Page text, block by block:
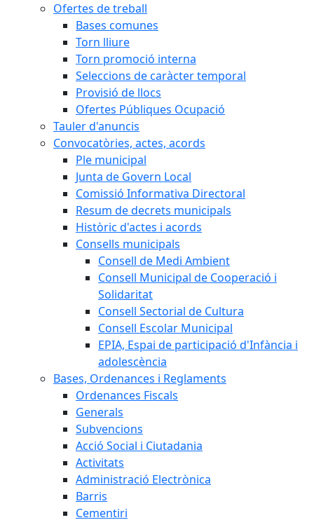
Ofertes de treball
Bases comunes
Torn lliure
Torn promoció interna
Seleccions de caràcter temporal
Provisió de llocs
Ofertes Públiques Ocupació
Tauler d'anuncis
Convocatòries, actes, acords
Ple municipal
Junta de Govern Local
Comissió Informativa Directoral
Resum de decrets municipals
Històric d'actes i acords
Consells municipals
Consell de Medi Ambient
Consell Municipal de Cooperació i
Solidaritat
Consell Sectorial de Cultura
Consell Escolar Municipal
EPIA, Espai de participació d'Infància i
adolescència
Bases, Ordenances i Reglaments
Ordenances Fiscals
Generals
Subvencions
Acció Social i Ciutadania
Activitats
Administració Electrònica
Barris
Cementiri